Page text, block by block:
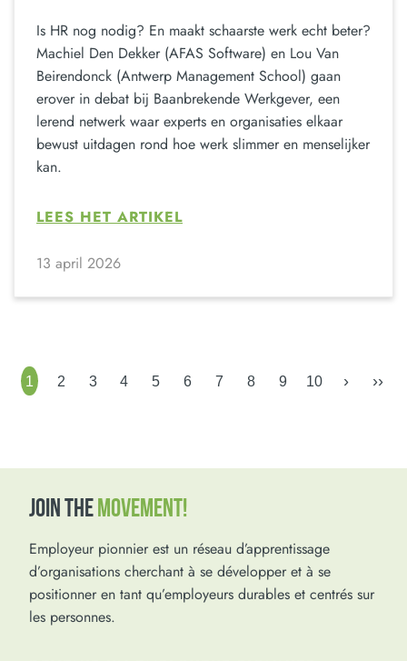
Is HR nog nodig? En maakt schaarste werk echt beter?
Machiel Den Dekker (AFAS Software) en Lou Van
Beirendonck (Antwerp Management School) gaan
erover in debat bij Baanbrekende Werkgever, een
lerend netwerk waar experts en organisaties elkaar
bewust uitdagen rond hoe werk slimmer en menselijker
kan.
LEES HET ARTIKEL
13 april 2026
1 2 3 4 5 6 7 8 9 10 › ››
JOIN THEMOVEMENT!
Employeur pionnier est un réseau d’apprentissage
d’organisations cherchant à se développer et à se
positionner en tant qu’employeurs durables et centrés sur
les personnes.